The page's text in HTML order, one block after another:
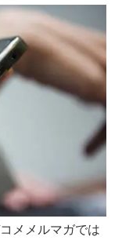
メメルマガでは